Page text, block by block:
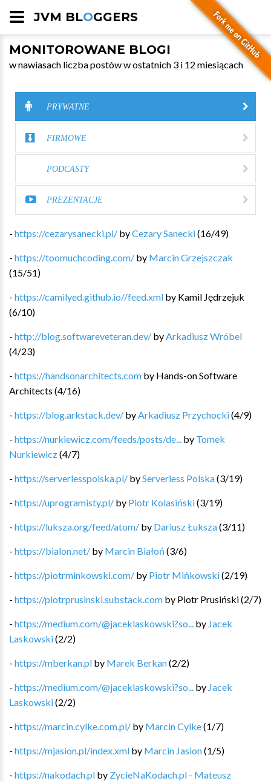
JVM BLOGGERS
MONITOROWANE BLOGI
w nawiasach liczba postów w ostatnich 3 i 12 miesiącach
PRYWATNE
FIRMOWE
PODCASTY
PREZENTACJE
- https://cezarysanecki.pl/ byCezary Sanecki(16/49)
- https://toomuchcoding.com/ by Marcin Grzejszczak
(15/51)
- https://camilyed.github.io//feed.xml by Kamil Jędrzejuk
(6/10)
- http://blog.softwareveteran.dev/ by Arkadiusz Wróbel
(4/23)
- https://handsonarchitects.com by Hands-on Software
Architects (4/16)
- https://blog.arkstack.dev/ by Arkadiusz Przychocki(4/9)
- https://nurkiewicz.com/feeds/posts/de... by Tomek
Nurkiewicz(4/7)
- https://serverlesspolska.pl/ byServerless Polska(3/19)
- https://uprogramisty.pl/ by Piotr Kolasiński(3/19)
- https://luksza.org/feed/atom/ by Dariusz Łuksza(3/11)
- https://bialon.net/ by Marcin Białoń (3/6)
- https://piotrminkowski.com/ by Piotr Mińkowski(2/19)
- https://piotrprusinski.substack.com by Piotr Prusiński(2/7)
- https://medium.com/@jaceklaskowski?so... by Jacek
Laskowski(2/2)
- https://mberkan.pl by Marek Berkan(2/2)
- https://medium.com/@jaceklaskowski?so... by Jacek
Laskowski(2/2)
- https://marcin.cylke.com.pl/ by Marcin Cylke(1/7)
- https://mjasion.pl/index.xml by Marcin Jasion(1/5)
- https://nakodach.pl by ZycieNaKodach.pl - Mateusz